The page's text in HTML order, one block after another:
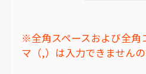
※全角スペースおよび全角
マ（,）は入力できません